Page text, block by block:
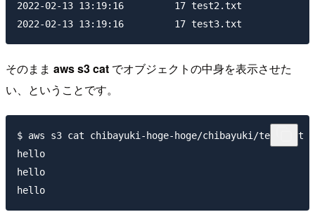
2022-02-13 13:19:16         17 test2.txt
そのまま aws s3 cat でオブジェクトの中身を表示させた
い、ということです。
$ aws s3 cat chibayuki-hoge-hoge/chibayuki/test.txt
hello
hello